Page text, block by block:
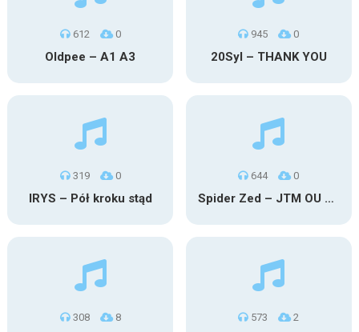
612 0
Oldpee – A1 A3
945 0
20Syl – THANK YOU
319 0
IRYS – Pół kroku stąd
644 0
Spider Zed – JTM OU TG
308 8 573 2